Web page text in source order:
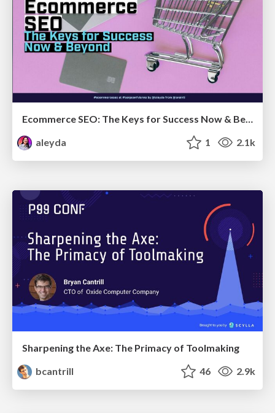
Ecommerce SEO: The Keys for Success Now & Beyond - #SERPConf2024
aleyda
1 2.1k
Sharpening the Axe: The Primacy of Toolmaking
bcantrill
46 2.9k